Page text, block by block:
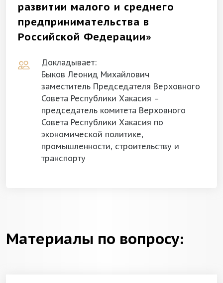
развитии малого и среднего
предпринимательства в
Российской Федерации»
Докладывает:
Быков Леонид Михайлович
заместитель Председателя Верховного
Совета Республики Хакасия –
председатель комитета Верховного
Совета Республики Хакасия по
экономической политике,
промышленности, строительству и
транспорту
Материалы по вопросу: